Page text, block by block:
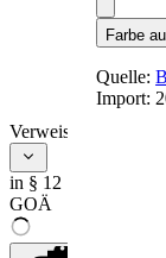
Verweise
in § 12
GOÄ
Farbe
Quelle:
Import: